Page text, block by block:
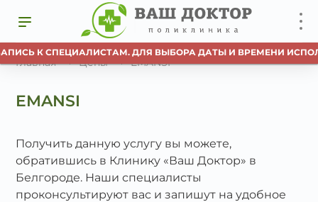
К СПЕЦИАЛИСТАМ. ДЛЯ ВЫБОРА ДАТЫ И ВРЕМЕНИ
Главная Цены EMANSI
EMANSI
Получить данную услугу вы можете,
обратившись в Клинику «Ваш Доктор» в
Белгороде. Наши специалисты
проконсультируют вас и запишут на удобное